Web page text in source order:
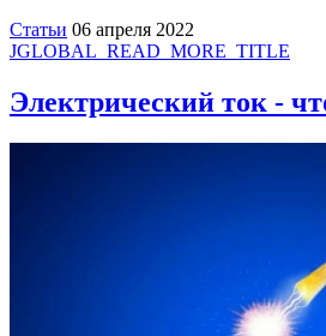
Статьи 06 апреля 2022
JGLOBAL_READ_MORE_TITLE
Электрический ток -